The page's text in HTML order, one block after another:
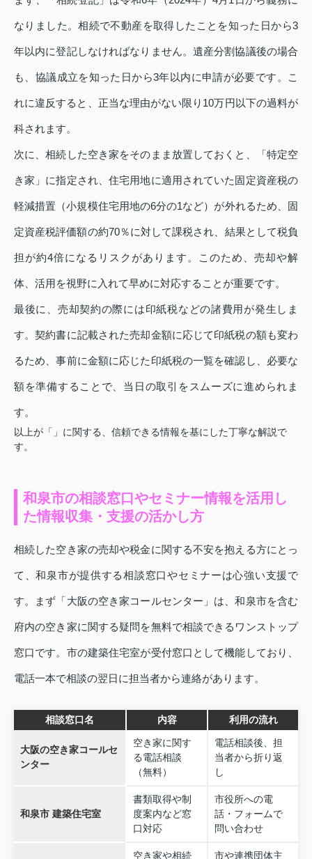
なりました。相続で不動産を取得したことを知った日から3
年以内に登記しなければなりません。遺産分割協議後の場合
も、協議成立を知った日から3年以内に申請が必要です。こ
れに違反すると、正当な理由がない限り10万円以下の過料が
科されます。
次に、相続した空き家をそのまま放置しておくと、「特定空
き家」に指定され、住宅用地に適用されていた固定資産税の
軽減措置（小規模住宅用地の6分の1など）が外れるため、固
定資産税評価額の約70％に対して課税され、結果として税負
担が約4倍になるリスクがあります。このため、売却や解
体、活用を視野に入れて早めに対応することが重要です。
最後に、売却契約の際には印紙税などの諸費用が発生しま
す。契約書に記載された売却金額に応じて印紙税の額も変わ
るため、事前に金額に応じた印紙税の一覧を確認し、必要な
額を準備することで、当日の取引をスムーズに進められま
す。
以上が「」に関する、信頼できる情報を基にした丁寧な解説で
す。
和泉市の相談窓口やセミナー情報を活用し
た情報収集・支援の活かし方
相続した空き家の売却や税金に関する不安を抱える方にとっ
て、和泉市が提供する相談窓口やセミナーは心強い支援で
す。まず「大阪の空き家コールセンター」は、和泉市を含む
府内の空き家に関する疑問を無料で相談できるワンストップ
窓口です。市の建築住宅室が受付窓口として機能しており、
電話一本で相談の翌日に担当者から連絡があります。
相談窓口名 内容 利用の流れ
大阪の空き家コールセ
ンター
空き家に関す
る電話相談
（無料）
電話相談後、担
当者から折り返
し
和泉市 建築住宅室
書類取得や制
度案内など窓
口対応
市役所への電
話・フォームで
問い合わせ
空き家や相続 市や連携団体主